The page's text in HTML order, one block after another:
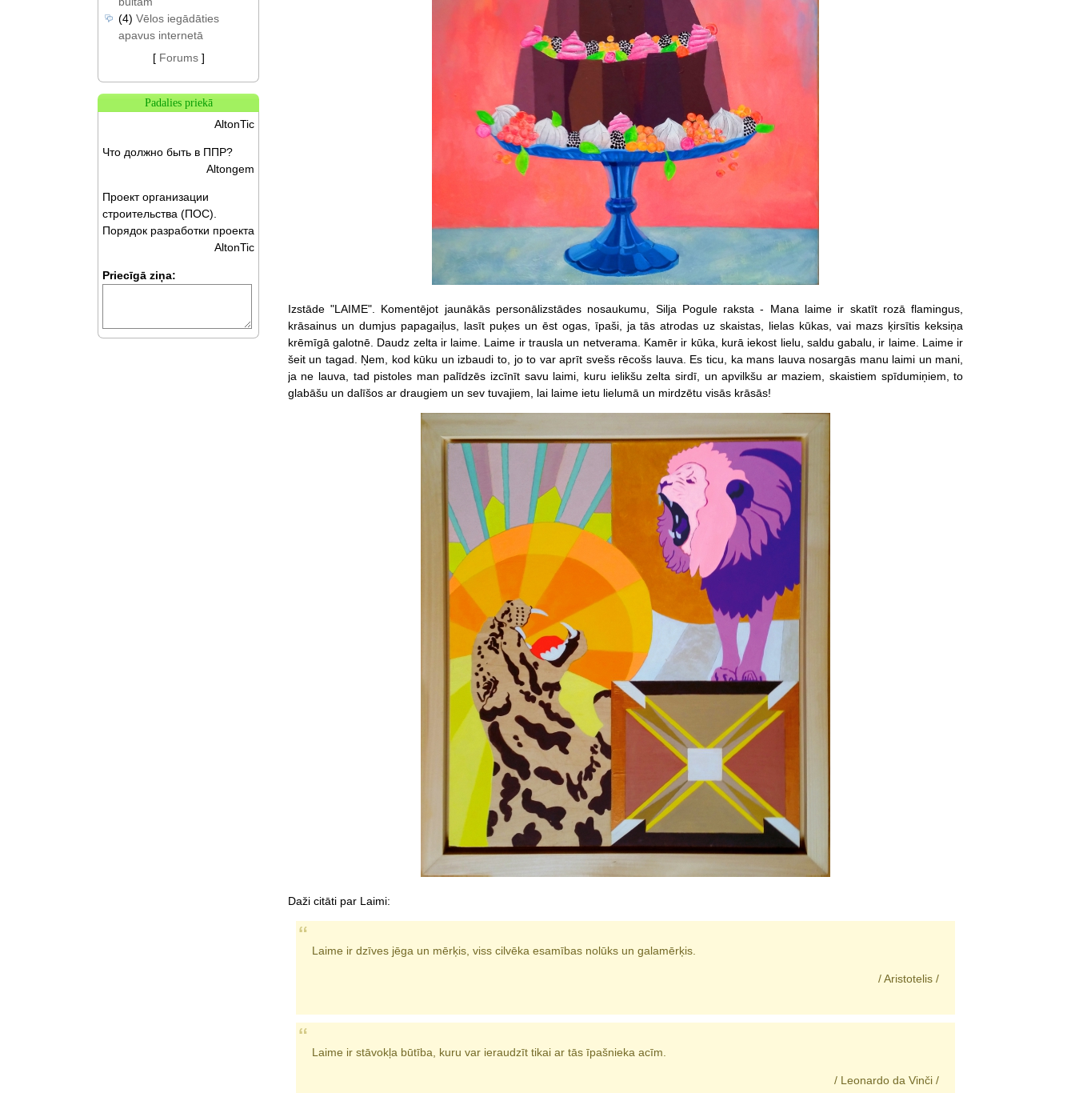
Izstāde "LAIME". Komentējot jaunākās personālizstādes nosaukumu, Silja Pogule raksta - Mana laime ir skatīt rozā flamingus,
krāsainus un dumjus papagaiļus, lasīt puķes un ēst ogas, īpaši, ja tās atrodas uz skaistas, lielas kūkas, vai mazs ķirsītis keksiņa
krēmīgā galotnē. Daudz zelta ir laime. Laime ir trausla un netverama. Kamēr ir kūka, kurā iekost lielu, saldu gabalu, ir laime. Laime ir
šeit un tagad. Ņem, kod kūku un izbaudi to, jo to var aprīt svešs rēcošs lauva. Es ticu, ka mans lauva nosargās manu laimi un mani,
ja ne lauva, tad pistoles man palīdzēs izcīnīt savu laimi, kuru ielikšu zelta sirdī, un apvilkšu ar maziem, skaistiem spīdumiņiem, to
glabāšu un dalīšos ar draugiem un sev tuvajiem, lai laime ietu lielumā un mirdzētu visās krāsās!
Daži citāti par Laimi:
Laime ir dzīves jēga un mērķis, viss cilvēka esamības nolūks un galamērķis.
/ Aristotelis /
Laime ir stāvokļa būtība, kuru var ieraudzīt tikai ar tās īpašnieka acīm.
/ Leonardo da Vinči /
(4) Vēlos iegādāties
apavus internetā
[ Forums]
Padalies priekā
AltonTic
Что должно быть в ППР?
Altongem
Проект организации
строительства (ПОС).
Порядок разработки проекта
AltonTic
Priecīgā ziņa: